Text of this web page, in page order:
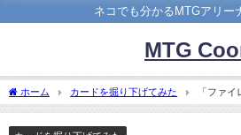
ネコでも分かるMTGアリー
MTG
ホーム カードを掘り下げてみた
「ファ
慕される腐敗僧》を掘り下げてみた